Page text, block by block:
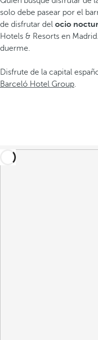
solo debe pasear por el
de disfrutar del ocio
Hotels & Resorts en
duerme.
Disfrute de la capital
Barceló Hotel Group.